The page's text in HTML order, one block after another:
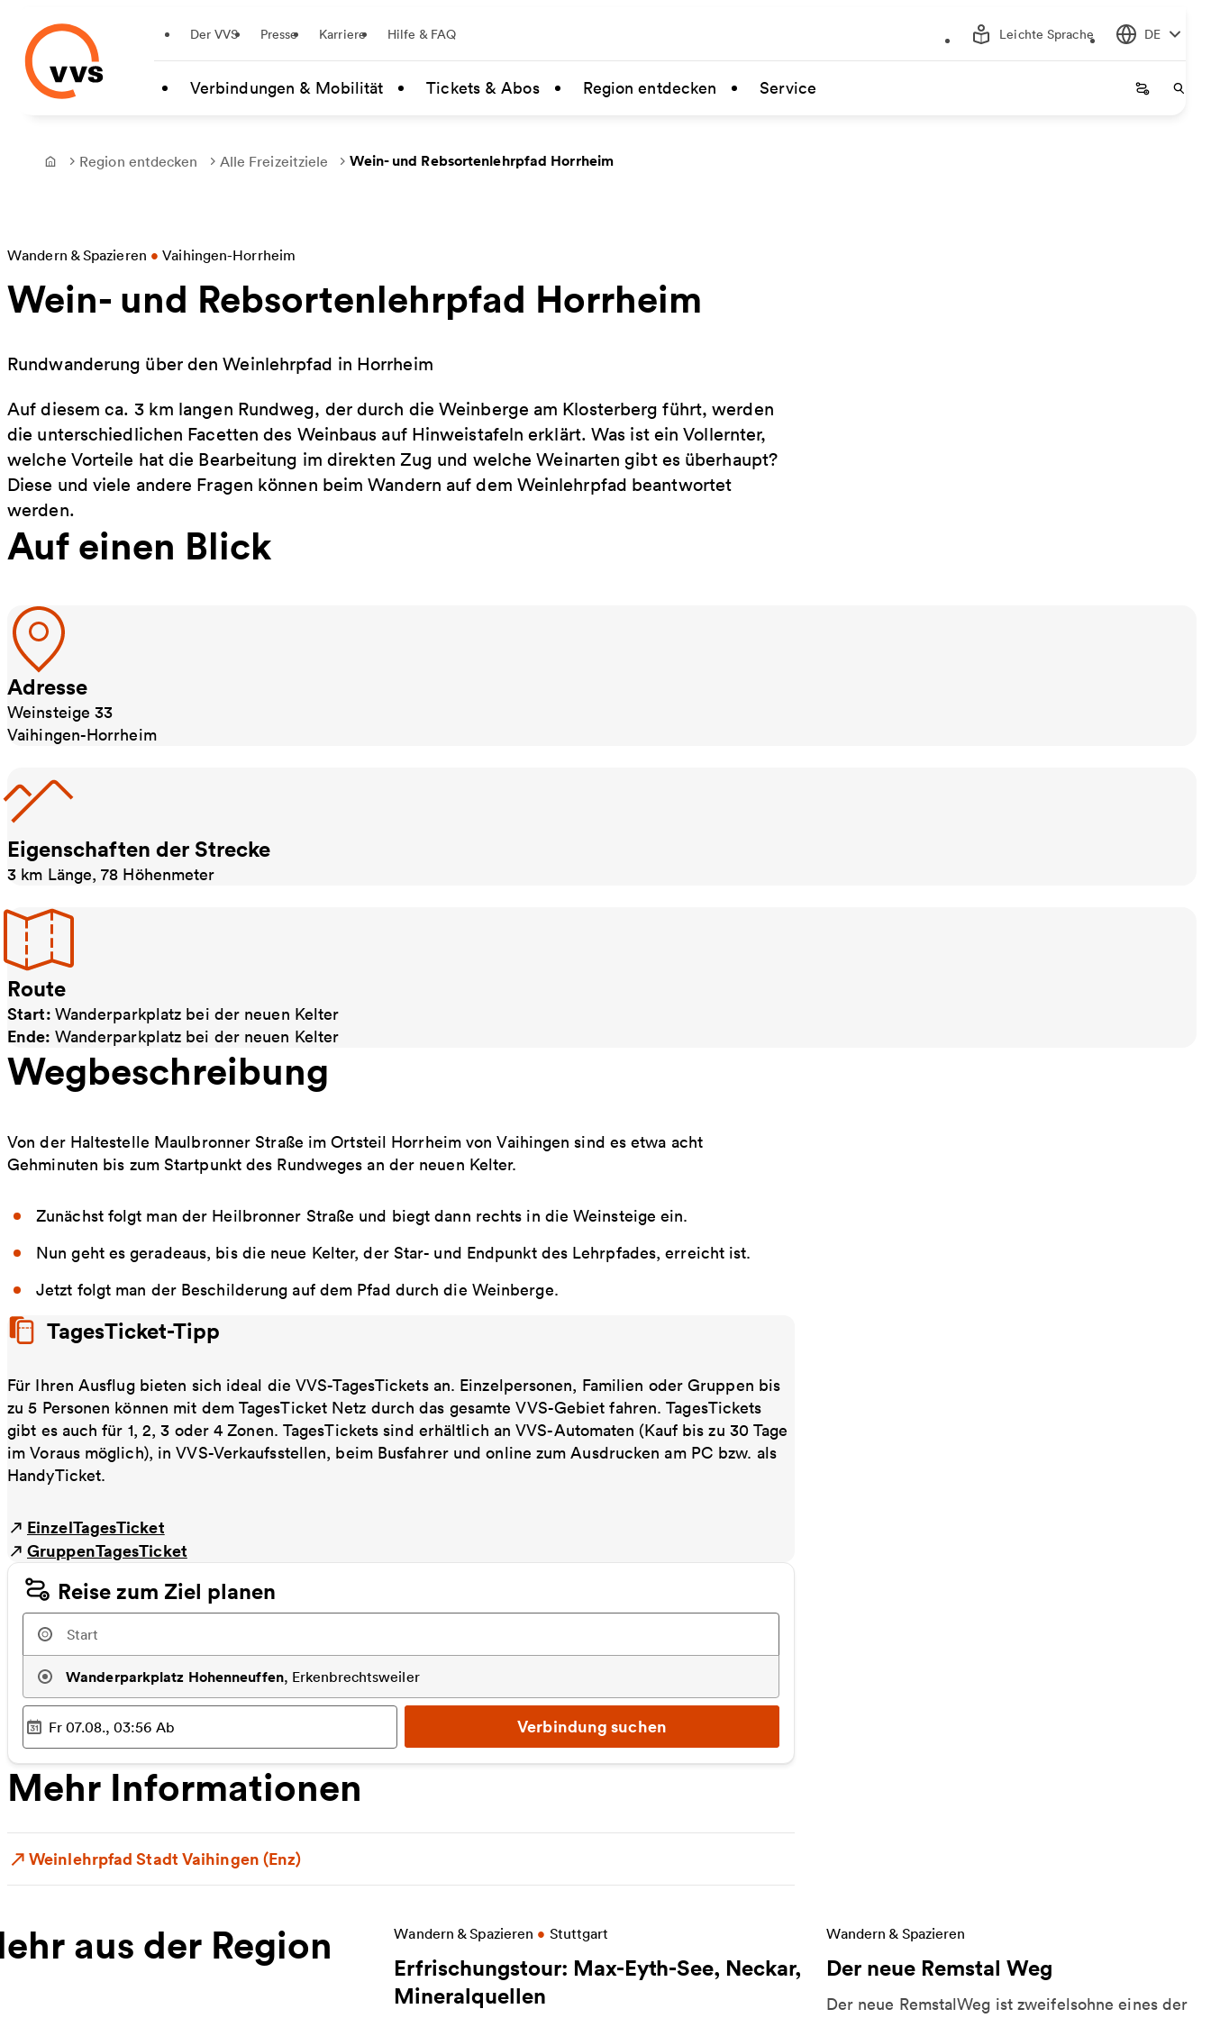
Zum Hauptinhalt springen
Der VVS Presse Karriere Hilfe & FAQ Leichte Sprache DE
Verbindungen & Mobilität Tickets & Abos Region entdecken Service Startseite
Frontpage
Region entdecken Alle Freizeitziele Wein- und Rebsortenlehrpfad Horrheim
Wandern & Spazieren • Vaihingen-Horrheim
Wein- und Rebsortenlehrpfad Horrheim
Rundwanderung über den Weinlehrpfad in Horrheim
Auf diesem ca. 3 km langen Rundweg, der durch die Weinberge am Klosterberg führt, werden
die unterschiedlichen Facetten des Weinbaus auf Hinweistafeln erklärt. Was ist ein Vollernter,
welche Vorteile hat die Bearbeitung im direkten Zug und welche Weinarten gibt es überhaupt?
Diese und viele andere Fragen können beim Wandern auf dem Weinlehrpfad beantwortet
werden.
Auf einen Blick
Adresse
Weinsteige 33
Vaihingen-Horrheim
Eigenschaften der Strecke
3 km Länge, 78 Höhenmeter
Route
Start: Wanderparkplatz bei der neuen Kelter
Ende: Wanderparkplatz bei der neuen Kelter
Wegbeschreibung
Von der Haltestelle Maulbronner Straße im Ortsteil Horrheim von Vaihingen sind es etwa acht
Gehminuten bis zum Startpunkt des Rundweges an der neuen Kelter.
Zunächst folgt man der Heilbronner Straße und biegt dann rechts in die Weinsteige ein.
Nun geht es geradeaus, bis die neue Kelter, der Star- und Endpunkt des Lehrpfades, erreicht ist.
Jetzt folgt man der Beschilderung auf dem Pfad durch die Weinberge.
TagesTicket-Tipp
Für Ihren Ausflug bieten sich ideal die VVS-TagesTickets an. Einzelpersonen, Familien oder Gruppen bis
zu 5 Personen können mit dem TagesTicket Netz durch das gesamte VVS-Gebiet fahren. TagesTickets
gibt es auch für 1, 2, 3 oder 4 Zonen. TagesTickets sind erhältlich an VVS-Automaten (Kauf bis zu 30 Tage
im Voraus möglich), in VVS-Verkaufsstellen, beim Busfahrer und online zum Ausdrucken am PC bzw. als
HandyTicket.
EinzelTagesTicket
GruppenTagesTicket
Reise zum Ziel planen
Wanderparkplatz Hohenneuffen, Erkenbrechtsweiler
Ausgewählter Zeitpunkt
Fr 07.08., 03:56 Ab Verbindung suchen
Mehr Informationen
Weinlehrpfad Stadt Vaihingen (Enz)
aus der Region Wandern & Spazieren • Stuttgart
Erfrischungstour: Max-Eyth-See, Neckar,
Mineralquellen
Weitere Informationen zu Erfrischungstour: Max-Eyth-See, Neckar, Mineralquellen
Wandern & Spazieren
Der neue Remstal Weg
Der neue RemstalWeg ist zweifelsohne eines der
Weitere Informationen zu Der neue Remstal Weg